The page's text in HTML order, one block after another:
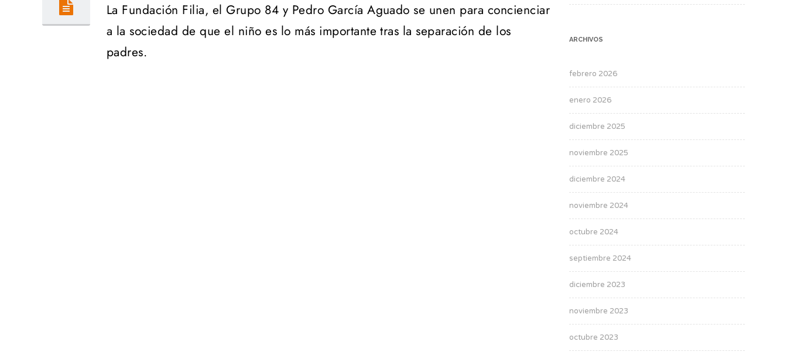
La Fundación Filia, el Grupo 84 y Pedro García Aguado se unen para concienciar
a la sociedad de que el niño es lo más importante tras la separación de los
padres.
ARCHIVOS
febrero 2026
enero 2026
diciembre 2025
noviembre 2025
diciembre 2024
noviembre 2024
octubre 2024
septiembre 2024
diciembre 2023
noviembre 2023
octubre 2023